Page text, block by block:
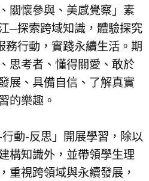
關懷參與、美感覺察」素
─探索跨域知識，體驗探究
行動，實踐永續生活。期
思考者、懂得關愛、敢於
展、具備自信、了解真實
的樂趣。
動-反思」開展學習，除以
構知識外，並帶領學生理
重視跨領域與永續發展，